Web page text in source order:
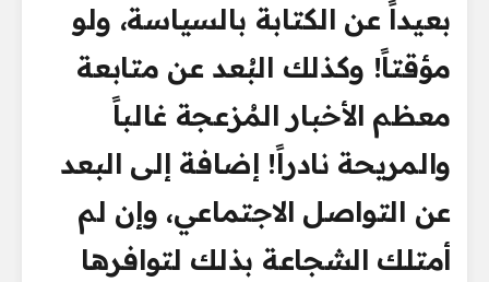
بعيداً عن الكتابة بالسياسة، ولو
مؤقتاً! وكذلك البُعد عن متابعة
معظم الأخبار المُزعجة غالباً
والمريحة نادراً! إضافة إلى البعد
عن التواصل الاجتماعي، وإن لم
أمتلك الشجاعة بذلك لتوافرها